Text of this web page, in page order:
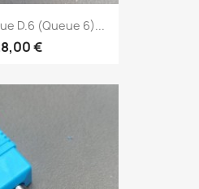
D.6 (Queue 6)...
€